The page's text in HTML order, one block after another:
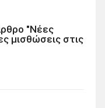
"Νέες
μισθώσεις στις